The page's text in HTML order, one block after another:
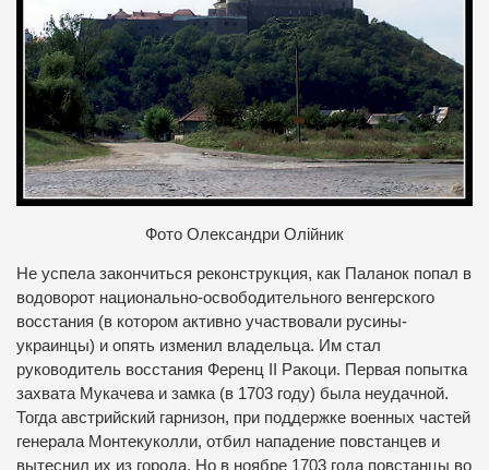
Фото Олександри Олійник
Не успела закончиться реконструкция, как Паланок попал в
водоворот национально-освободительного венгерского
восстания (в котором активно участвовали русины-
украинцы) и опять изменил владельца. Им стал
руководитель восстания Ференц ІІ Ракоци. Первая попытка
захвата Мукачева и замка (в 1703 году) была неудачной.
Тогда австрийский гарнизон, при поддержке военных частей
генерала Монтекуколли, отбил нападение повстанцев и
вытеснил их из города. Но в ноябре 1703 года повстанцы во